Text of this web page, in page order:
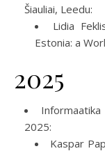
Šiauliai, Leedu:
Lidia
Estonia: a
2025
2025:
Kaspar